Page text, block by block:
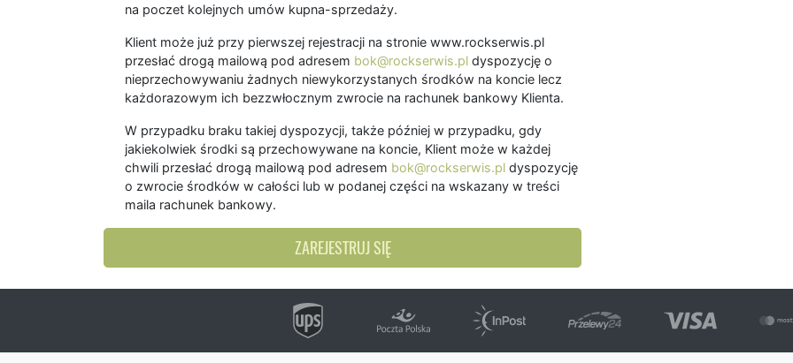
na poczet kolejnych umów kupna-sprzedaży.
Klient może już przy pierwszej rejestracji na stronie www.rockserwis.pl
przesłać drogą mailową pod adresem bok@rockserwis.pl dyspozycję o
nieprzechowywaniu żadnych niewykorzystanych środków na koncie lecz
każdorazowym ich bezzwłocznym zwrocie na rachunek bankowy Klienta.
W przypadku braku takiej dyspozycji, także później w przypadku, gdy
jakiekolwiek środki są przechowywane na koncie, Klient może w każdej
chwili przesłać drogą mailową pod adresem bok@rockserwis.pl dyspozycję
o zwrocie środków w całości lub w podanej części na wskazany w treści
maila rachunek bankowy.
ZAREJESTRUJ SIĘ